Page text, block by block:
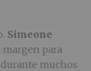
Simeone
para
muchos